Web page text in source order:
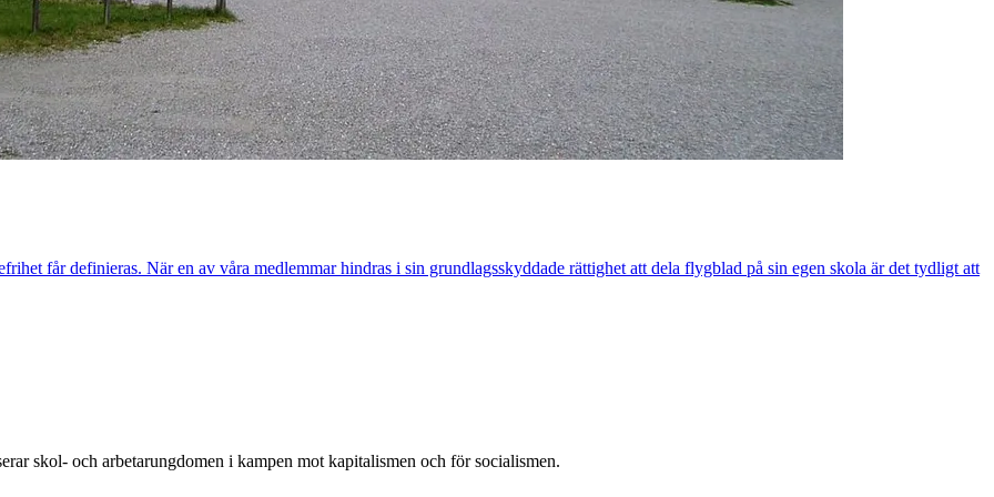
får definieras. När en av våra medlemmar hindras i sin grundlagsskyddade rättighet att dela flygblad på sin egen skola är det tydligt att
skol- och arbetarungdomen i kampen mot kapitalismen och för socialismen.